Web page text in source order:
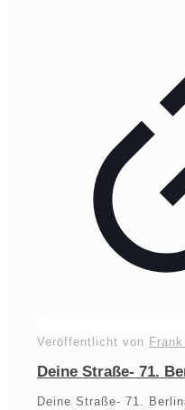
Veröffentlicht von
Deine Straße- 71.
Deine Straße- 71.